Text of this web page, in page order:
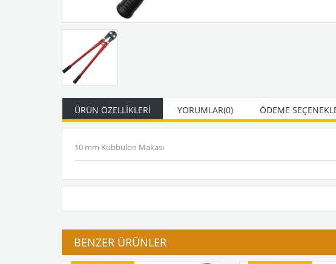
ÜRÜN ÖZELLIKLERI YORUMLAR(0) ÖDEME
10 mm Kubbulon Makası
BENZER ÜRÜNLER